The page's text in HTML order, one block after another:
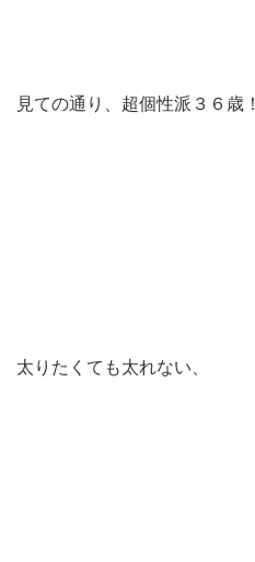
見ての通り、超個性派３６歳！
太りたくても太れない、